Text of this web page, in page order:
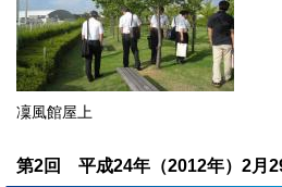
凜風館屋上
第2回 平成24年（2012年）2月